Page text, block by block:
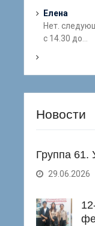
Елена
Нет.
с 14.30 до
Новости
Группа 61.
29.06.2026